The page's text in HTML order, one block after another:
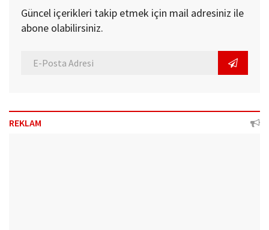
Güncel içerikleri takip etmek için mail adresiniz ile
abone olabilirsiniz.
REKLAM